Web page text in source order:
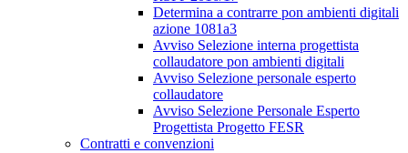
Determina a contrarre pon ambienti digitali
azione 1081a3
Avviso Selezione interna progettista
collaudatore pon ambienti digitali
Avviso Selezione personale esperto
collaudatore
Avviso Selezione Personale Esperto
Progettista Progetto FESR
Contratti e convenzioni